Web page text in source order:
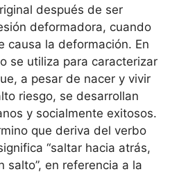
después de ser
deformadora, cuando
causa la deformación. En
se utiliza para caracterizar
a pesar de nacer y vivir
riesgo, se desarrollan
y socialmente exitosos.
que deriva del verbo
“saltar hacia atrás,
salto”, en referencia a la